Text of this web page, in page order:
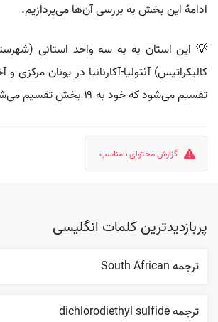
ادامهٔ این بخش به بررسی آن‌ها می‌پردازیم.
💡 این استان به به سه واحد استانی
کالیکراتیس) آئتولیا-آکارنانیا در یونان مرکزی
تقسیم می‌شود که خود به ۱۹ بخش تقسیم می‌شوند.
گزارش محتوای نامناسب
پربازدیدترین کلمات انگلیسی
ترجمه South African
ترجمه dichlorodiethyl sulfide